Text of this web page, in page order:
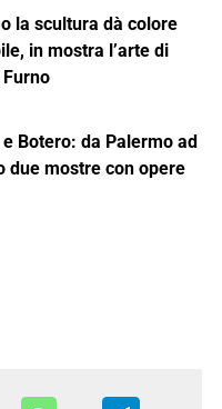
la scultura dà colore
in mostra l’arte di
Botero: da Palermo ad
due mostre con opere